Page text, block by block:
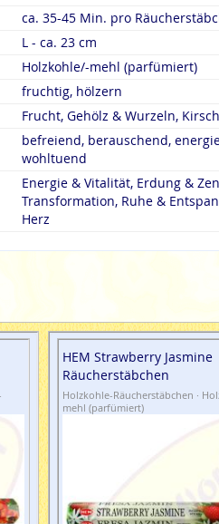
ca. 35-45 Min. pro
L - ca. 23 cm
Holzkohle/-mehl (parfümiert)
fruchtig, hölzern
Frucht, Gehölz & Wurzeln,
befreiend, berauschend,
wohltuend
Energie & Vitalität, Erdung &
Transformation, Ruhe &
Herz
HEM Strawberry Jasmine
Räucherstäbchen
Holzkohle-Räucherstäbchen ·
mehl (parfümiert)